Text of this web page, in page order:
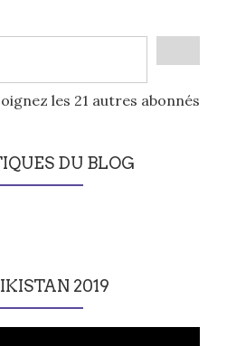
les 21 autres abonnés
DU BLOG
2019